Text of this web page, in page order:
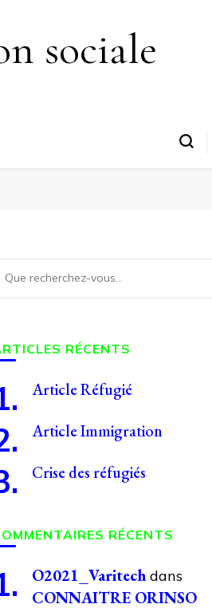
sociale
RÉCENTS
Article Réfugié
Article Immigration
Crise des réfugiés
RÉCENTS
O2021_Varitechdans
CONNAITRE ORINSO